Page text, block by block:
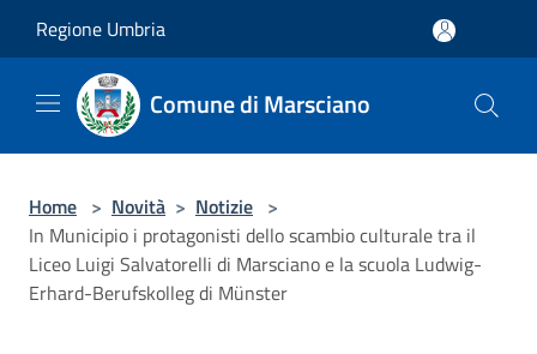
Regione Umbria
Comune di Marsciano
Home > Novità > Notizie >
In Municipio i protagonisti dello scambio culturale tra il
Liceo Luigi Salvatorelli di Marsciano e la scuola Ludwig-
Erhard-Berufskolleg di Münster